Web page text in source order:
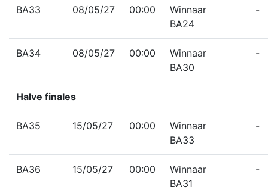
BA33 08/05/27 00:00
Winnaar
BA24
-
BA34 08/05/27 00:00
Winnaar
BA30
-
Halve finales
BA35 15/05/27 00:00
Winnaar
BA33
-
BA36 15/05/27 00:00
Winnaar
BA31
-